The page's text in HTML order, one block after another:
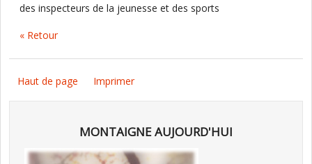
des inspecteurs de la jeunesse et des sports
« Retour
Haut de page Imprimer
MONTAIGNE AUJOURD'HUI